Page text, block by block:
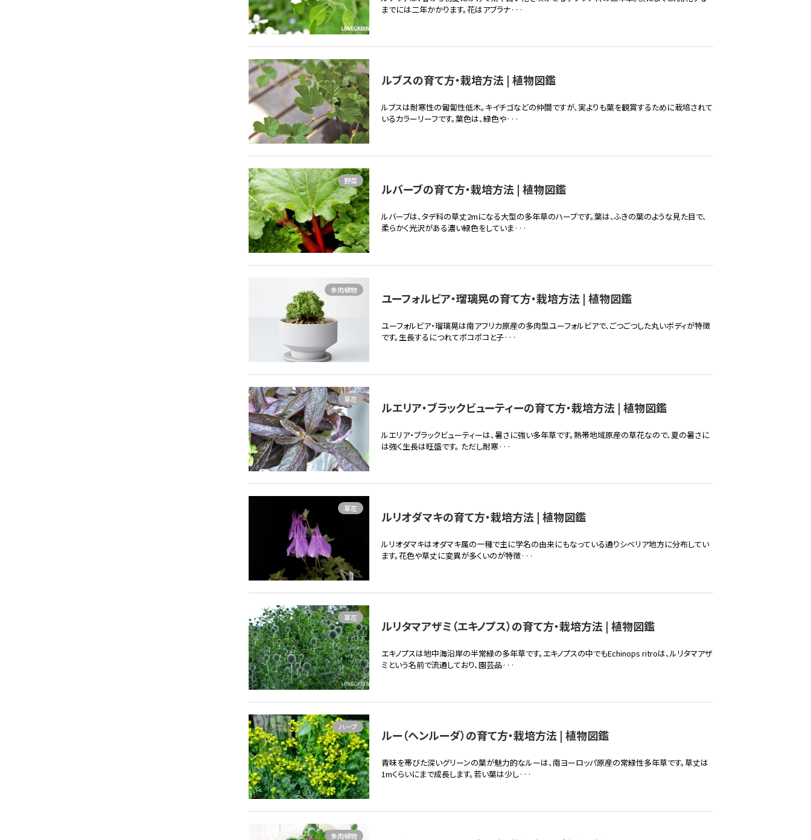
までには二年かかります。花はアブラナ···
ルブスの育て方・栽培方法 | 植物図鑑
ルブスは耐寒性の匍匐性低木。キイチゴなどの仲間ですが、実よりも葉を観賞するために栽培されて
いるカラーリーフです。葉色は、緑色や···
ルバーブの育て方・栽培方法 | 植物図鑑
ルバーブは、タデ科の草丈2mになる大型の多年草のハーブです。葉は、ふきの葉のような見た目で、
柔らかく光沢がある濃い緑色をしていま···
野菜
ユーフォルビア・瑠璃晃の育て方・栽培方法 | 植物図鑑
ユーフォルビア・瑠璃晃は南アフリカ原産の多肉型ユーフォルビアで、ごつごつした丸いボディが特徴
です。生長するにつれてポコポコと子···
多肉植物
ルエリア・ブラックビューティーの育て方・栽培方法 | 植物図鑑
ルエリア・ブラックビューティーは、暑さに強い多年草です。熱帯地域原産の草花なので、夏の暑さに
は強く生長は旺盛です。 ただし耐寒···
草花
ルリオダマキの育て方・栽培方法 | 植物図鑑
ルリオダマキはオダマキ属の一種で主に学名の由来にもなっている通りシベリア地方に分布してい
ます。花色や草丈に変異が多くいのが特徴···
草花
ルリタマアザミ（エキノプス）の育て方・栽培方法 | 植物図鑑
エキノプスは地中海沿岸の半常緑の多年草です。エキノプスの中でもEchinops ritroは、ルリタマアザ
ミという名前で流通しており、園芸品···
草花
ルー（ヘンルーダ）の育て方・栽培方法 | 植物図鑑
青味を帯びた深いグリーンの葉が魅力的なルーは、南ヨーロッパ原産の常緑性多年草です。草丈は
1mくらいにまで成長します。若い葉は少し···
ハーブ
多肉植物